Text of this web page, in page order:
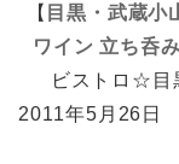
【 目黒・武蔵小
ワイン 立ち呑み
ビストロ☆目
2011年5月26日